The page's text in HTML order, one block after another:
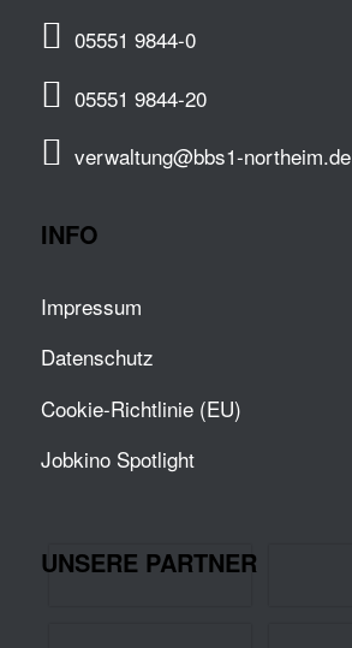
05551 9844-0
05551 9844-20
verwaltung@bbs1-northeim.de
INFO
Impressum
Datenschutz
Cookie-Richtlinie (EU)
Jobkino Spotlight
UNSERE PARTNER